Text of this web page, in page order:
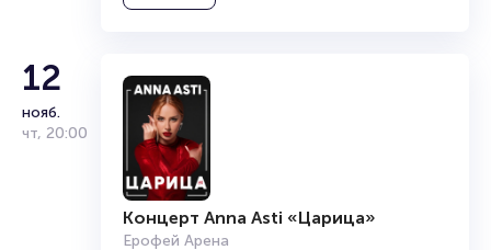
12
нояб.
чт, 20:00
Концерт Anna Asti «Царица»
Ерофей Арена